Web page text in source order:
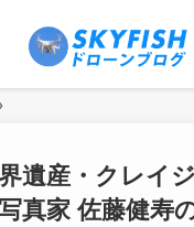
界遺産・クレイ
真家 佐藤健寿